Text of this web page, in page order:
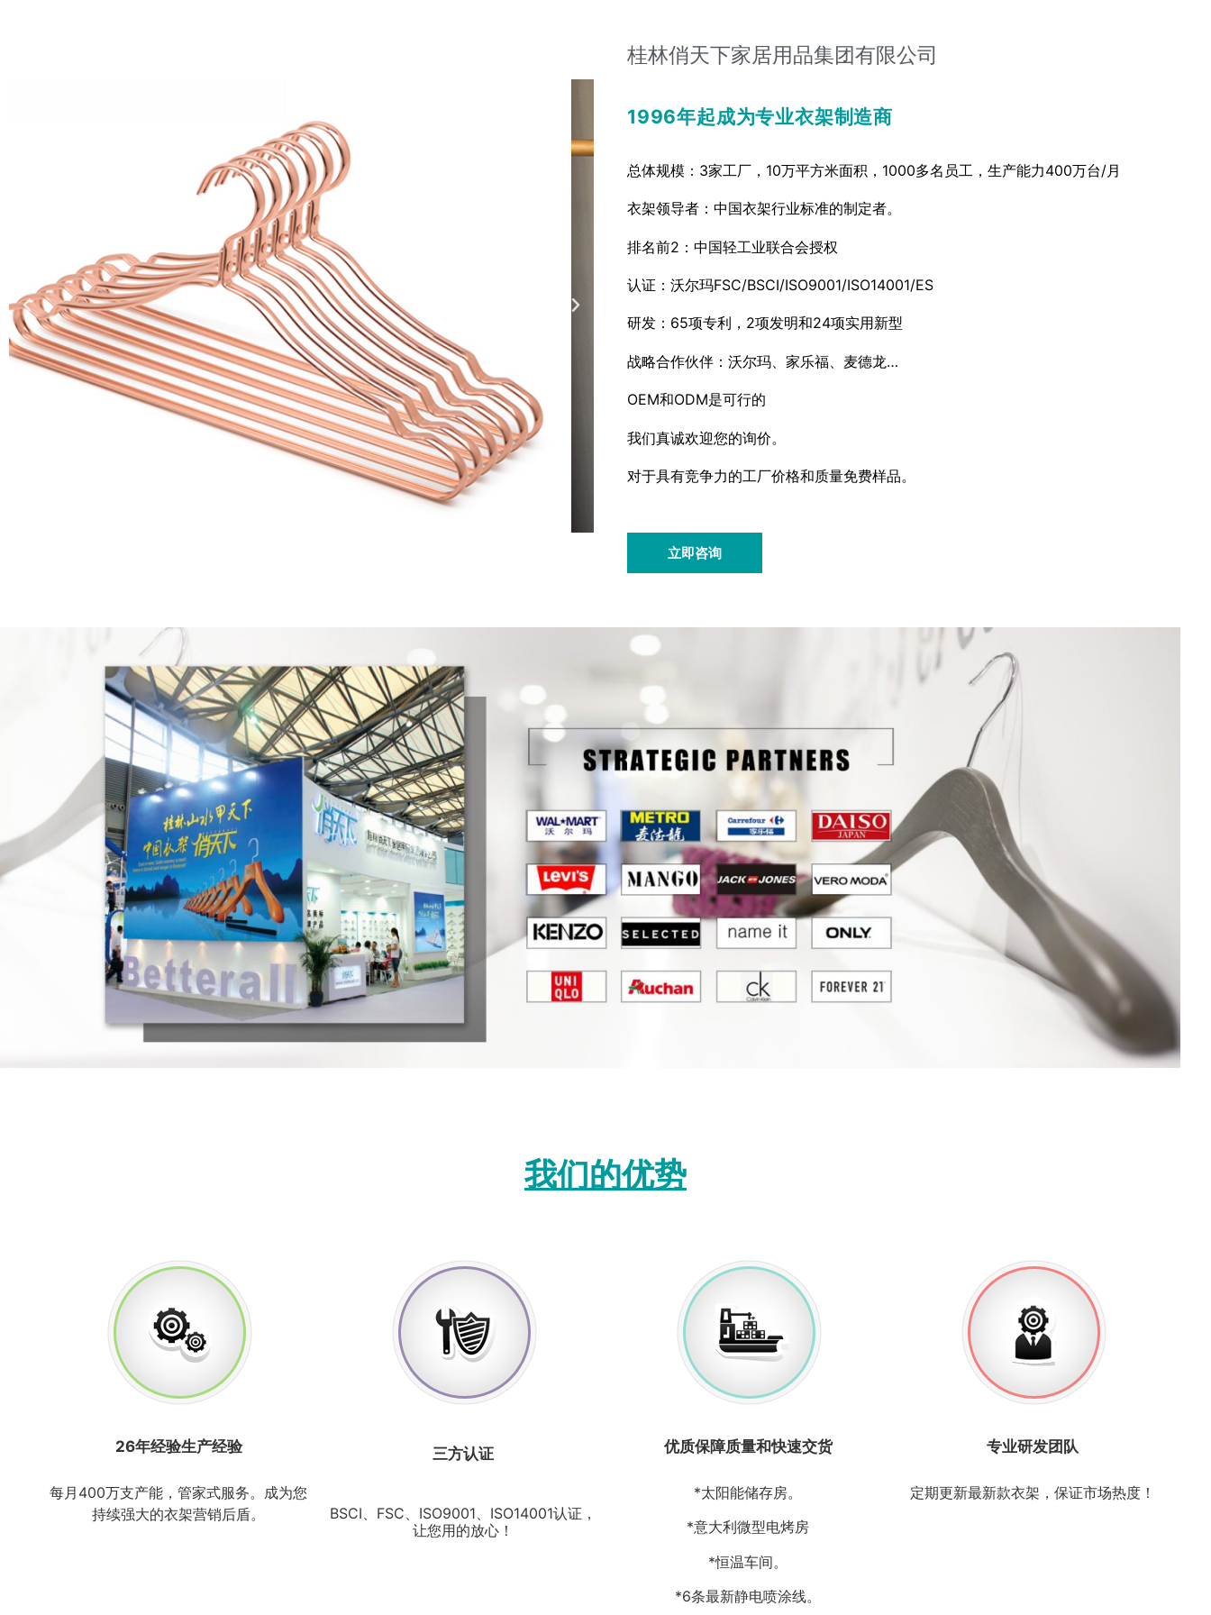
桂林俏天下家居用品集团有限公司
1996年起成为专业衣架制造商
总体规模：3家工厂，10万平方米面积，1000多名员工，生产能力400万台/月
衣架领导者：中国衣架行业标准的制定者。
排名前2：中国轻工业联合会授权
认证：沃尔玛FSC/BSCI/ISO9001/ISO14001/ES
研发：65项专利，2项发明和24项实用新型
战略合作伙伴：沃尔玛、家乐福、麦德龙…
OEM和ODM是可行的
我们真诚欢迎您的询价。
对于具有竞争力的工厂价格和质量免费样品。
立即咨询
我们的优势
26年经验生产经验
每月400万支产能，管家式服务。成为您
持续强大的衣架营销后盾。
三方认证
BSCI、FSC、ISO9001、ISO14001认证，
让您用的放心！
优质保障质量和快速交货
*太阳能储存房。
*意大利微型电烤房
*恒温车间。
*6条最新静电喷涂线。
专业研发团队
定期更新最新款衣架，保证市场热度！